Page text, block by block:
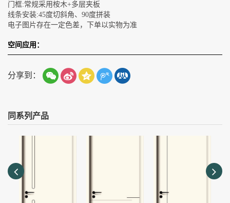
门框:常规采用桉木+多层夹板
线条安装:45度切斜角、90度拼装
电子图片存在一定色差，下单以实物为准
空间应用：
分享到：
同系列产品